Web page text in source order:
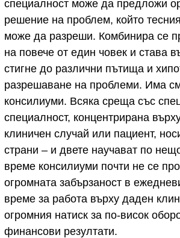
специалност може да предложи
решение на проблем, който
може да разреши. Комбинира се
на повече от един човек и става
стигне до различни пътища и
разрешаване на проблеми. Има
консилиуми. Всяка среща със
специалност, концентрирана
клиничен случай или пациент,
страни – и двете научават по
време консилиуми почти не се
огромната забързаност в
време за работа върху даден
огромния натиск за по-висок
финансови резултати.